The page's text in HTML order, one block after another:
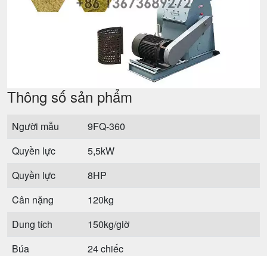
Thông số sản phẩm
Người mẫu
9FQ-360
Quyền lực
5,5kW
Quyền lực
8HP
Cân nặng
120kg
Dung tích
150kg/giờ
Búa
24 chiếc